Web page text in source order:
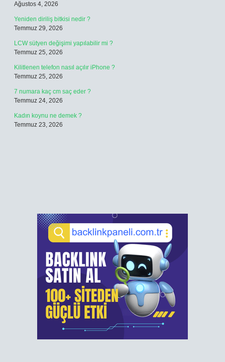
Ağustos 4, 2026
Yeniden diriliş bitkisi nedir ?
Temmuz 29, 2026
LCW sütyen değişimi yapılabilir mi ?
Temmuz 25, 2026
Kilitlenen telefon nasıl açılır iPhone ?
Temmuz 25, 2026
7 numara kaç cm saç eder ?
Temmuz 24, 2026
Kadın koynu ne demek ?
Temmuz 23, 2026